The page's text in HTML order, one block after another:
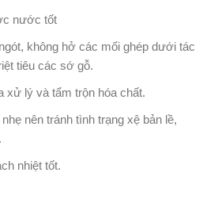
nước tốt
không hở các mối ghép dưới tác
tiêu các sớ gỗ.
xử lý và tẩm trộn hóa chất.
nên tránh tình trạng xệ bản lề,
nhiệt tốt.